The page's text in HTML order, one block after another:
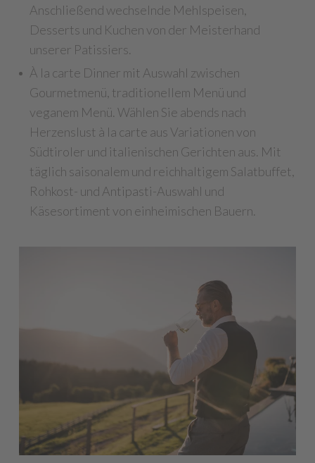
Anschließend wechselnde Mehlspeisen,
Desserts und Kuchen von der Meisterhand
unserer Patissiers.
À la carte Dinner mit Auswahl zwischen
Gourmetmenü, traditionellem Menü und
veganem Menü. Wählen Sie abends nach
Herzenslust à la carte aus Variationen von
Südtiroler und italienischen Gerichten aus. Mit
täglich saisonalem und reichhaltigem Salatbuffet,
Rohkost- und Antipasti-Auswahl und
Käsesortiment von einheimischen Bauern.